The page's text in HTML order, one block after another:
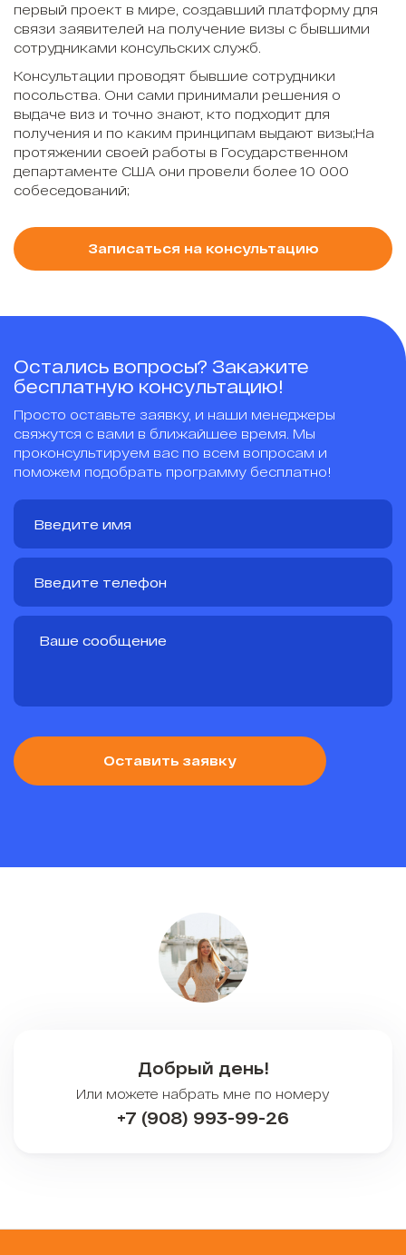
первый проект в мире, создавший платформу для
связи заявителей на получение визы с бывшими
сотрудниками консульских служб.
Консультации проводят бывшие сотрудники
посольства. Они сами принимали решения о
выдаче виз и точно знают, кто подходит для
получения и по каким принципам выдают визы;На
протяжении своей работы в Государственном
департаменте США они провели более 10 000
собеседований;
Записаться на консультацию
Остались вопросы? Закажите
бесплатную консультацию!
Просто оставьте заявку, и наши менеджеры
свяжутся с вами в ближайшее время. Мы
проконсультируем вас по всем вопросам и
поможем подобрать программу бесплатно!
Оставить заявку
Добрый день!
Или можете набрать мне по номеру
+7 (908) 993-99-26